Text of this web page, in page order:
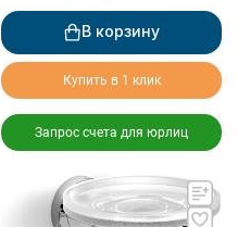
В корзину
Купить в 1 клик
Запрос счета для юрлиц